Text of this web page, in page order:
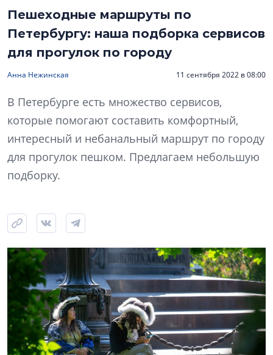
Пешеходные маршруты по
Петербургу: наша подборка сервисов
для прогулок по городу
Анна Нежинская 11 сентября 2022 в 08:00
В Петербурге есть множество сервисов,
которые помогают составить комфортный,
интересный и небанальный маршрут по городу
для прогулок пешком. Предлагаем небольшую
подборку.